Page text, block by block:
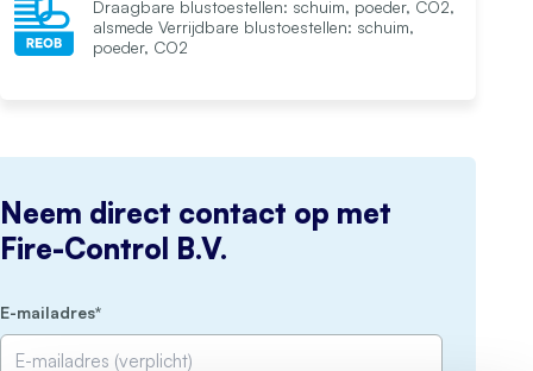
Neem direct contact op met
Fire-Control B.V.
E-mailadres
Draagbare blustoestellen: schuim, poeder, CO2,
alsmede Verrijdbare blustoestellen: schuim,
poeder, CO2